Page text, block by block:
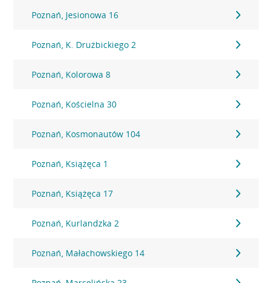
Poznań, Jesionowa 16
Poznań, K. Drużbickiego 2
Poznań, Kolorowa 8
Poznań, Kościelna 30
Poznań, Kosmonautów 104
Poznań, Książęca 1
Poznań, Książęca 17
Poznań, Kurlandzka 2
Poznań, Małachowskiego 14